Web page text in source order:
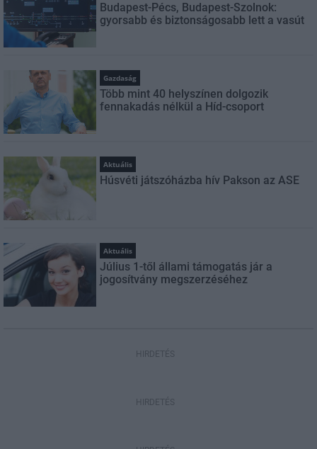
Budapest-Pécs, Budapest-Szolnok:
gyorsabb és biztonságosabb lett a vasút
Gazdaság
Több mint 40 helyszínen dolgozik
fennakadás nélkül a Híd-csoport
Aktuális
Húsvéti játszóházba hív Pakson az ASE
Aktuális
Július 1-től állami támogatás jár a
jogosítvány megszerzéséhez
HIRDETÉS
HIRDETÉS